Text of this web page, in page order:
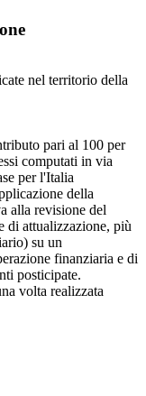
nel territorio della
pari al 100 per
computati in via
per l'Italia
della
alla revisione del
di attualizzazione, più
su un
finanziaria e di
posticipate.
volta realizzata